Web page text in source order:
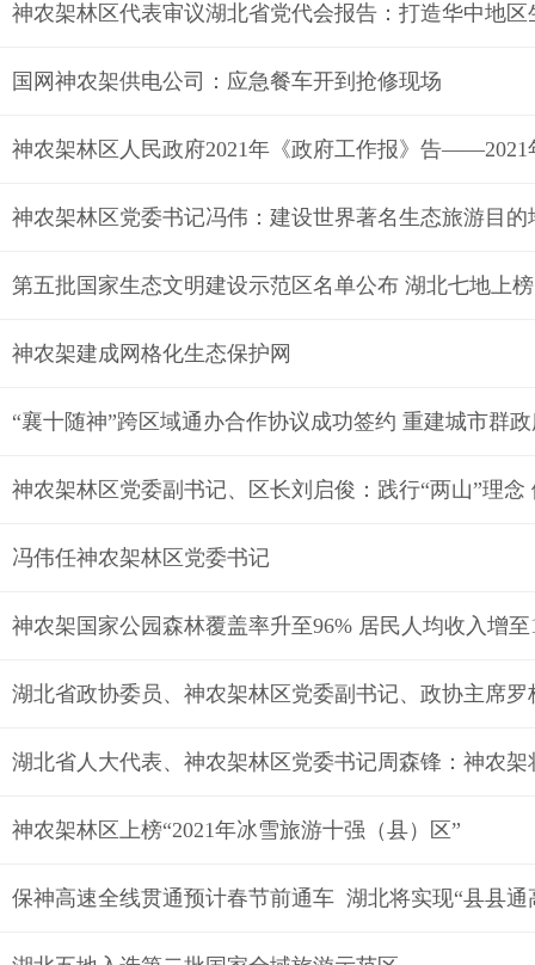
神农架林区代表审议湖北省党代会报告：打造华中地区
国网神农架供电公司：应急餐车开到抢修现场
神农架林区党委书记冯伟：建设世界著名生态旅游目的
第五批国家生态文明建设示范区名单公布 湖北七地上榜
神农架建成网格化生态保护网
“襄十随神”跨区域通办合作协议成功签约 重建城市群
神农架林区党委副书记、区长刘启俊：践行“两山”理念
冯伟任神农架林区党委书记
神农架国家公园森林覆盖率升至96% 居民人均收入增至
湖北省人大代表、神农架林区党委书记周森锋：神农
神农架林区上榜“2021年冰雪旅游十强（县）区”
保神高速全线贯通预计春节前通车 湖北将实现“县县通